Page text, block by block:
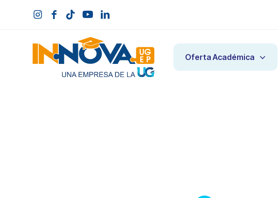
Oferta Académica